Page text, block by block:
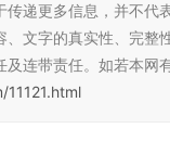
递更多信息，并不代
文字的真实性、完
及连带责任。如若本